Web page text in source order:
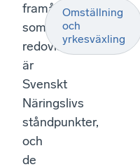
framåt
som
redovisas
är
Svenskt
Näringslivs
ståndpunkter,
och
de
Omställning
och
yrkesväxling